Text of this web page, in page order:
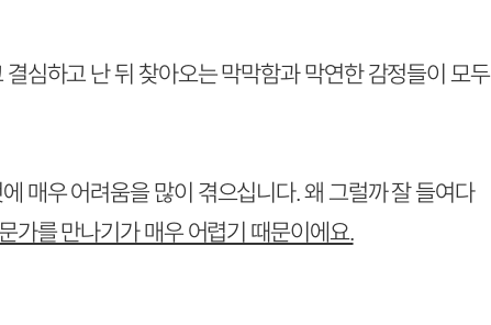
심하고 난 뒤 찾아오는 막막함과 막연한 감정들이 모두
매우 어려움을 많이 겪으십니다. 왜 그럴까 잘 들여다
가를 만나기가 매우 어렵기 때문이에요.